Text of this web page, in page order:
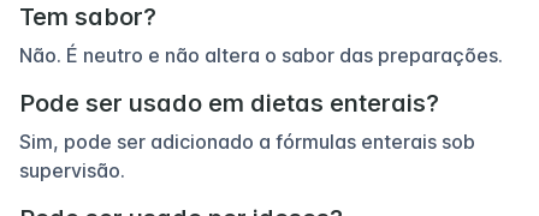
Tem sabor?
Não. É neutro e não altera o sabor das preparações.
Pode ser usado em dietas enterais?
Sim, pode ser adicionado a fórmulas enterais sob
supervisão.